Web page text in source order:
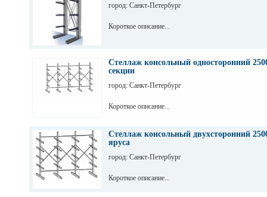
город: Санкт-Петербург
Короткое описание...
Стеллаж консольный односторонний
секции
город: Санкт-Петербург
Короткое описание...
Стеллаж консольный двухсторонний
яруса
город: Санкт-Петербург
Короткое описание...